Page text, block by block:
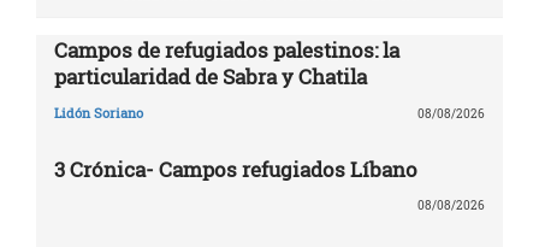
Campos de refugiados palestinos: la
particularidad de Sabra y Chatila
Lidón Soriano 08/08/2026
3 Crónica- Campos refugiados Líbano
08/08/2026